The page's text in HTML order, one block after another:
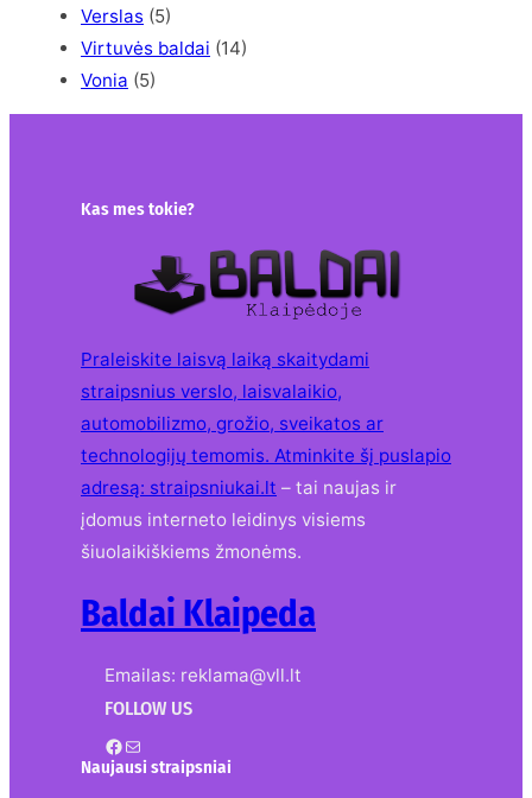
Verslas (5)
Virtuvės baldai (14)
Vonia (5)
Kas mes tokie?
Praleiskite laisvą laiką skaitydami
straipsnius verslo, laisvalaikio,
automobilizmo, grožio, sveikatos ar
technologijų temomis. Atminkite šį puslapio
adresą: straipsniukai.lt – tai naujas ir
įdomus interneto leidinys visiems
šiuolaikiškiems žmonėms.
Baldai Klaipeda
Emailas: reklama@vll.lt
FOLLOW US
Facebook Mail
Naujausi straipsniai